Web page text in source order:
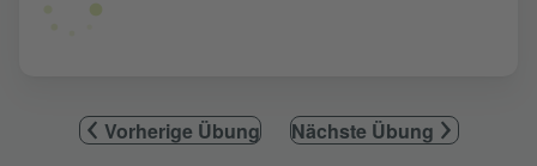
Vorherige Übung Nächste Übung